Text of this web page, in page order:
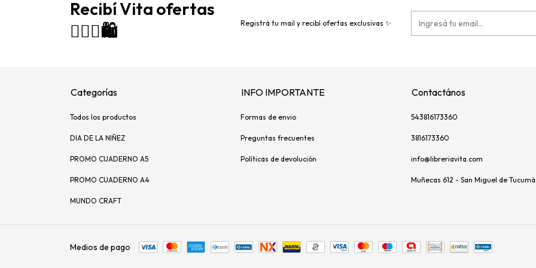
Recibí Vita ofertas
🙋🏻‍♀️🛍️
Registrá tu mail y recibí ofertas exclusivas ✨
Categorías
Todos los productos
DIA DE LA NIÑEZ
PROMO CUADERNO A5
PROMO CUADERNO A4
MUNDO CRAFT
INFO IMPORTANTE
Formas de envio
Preguntas frecuentes
Políticas de devolución
Contactános
543816173360
3816173360
info@libreriavita.com
Muñecas 612 - San Miguel de
Medios de pago